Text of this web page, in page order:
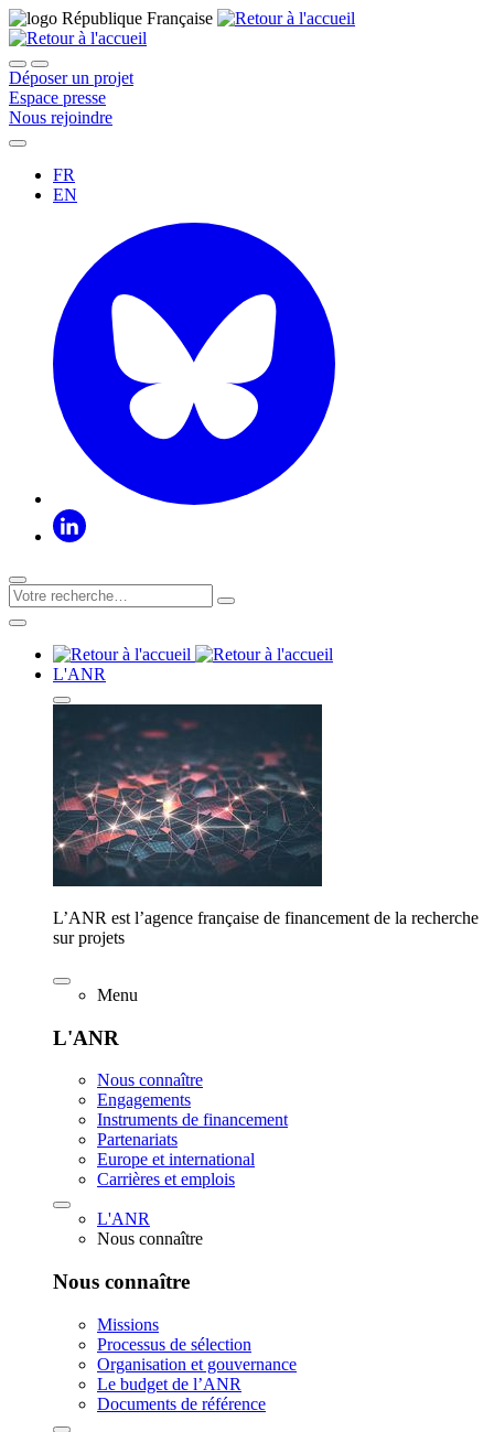
Déposer un projet
Espace presse
Nous rejoindre
FR
EN
L'ANR
L’ANR est l’agence française de financement de la recherche
sur projets
Menu
L'ANR
Nous connaître
Engagements
Instruments de financement
Partenariats
Europe et international
Carrières et emplois
L'ANR
Nous connaître
Nous connaître
Missions
Processus de sélection
Organisation et gouvernance
Le budget de l’ANR
Documents de référence